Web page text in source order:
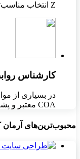
Z انتخاب مناسب‌تریه؟...
کارشناس
در بسیاری از
COA معتبر و پشتیبا...
محبوب‌ترین‌های